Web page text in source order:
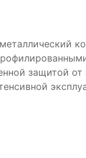
защитой от